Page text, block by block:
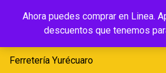
Ahora puedes comprar en Linea.
descuentos que tenemos
Ferretería
Yurécuaro
Ferretería Yurécuaro